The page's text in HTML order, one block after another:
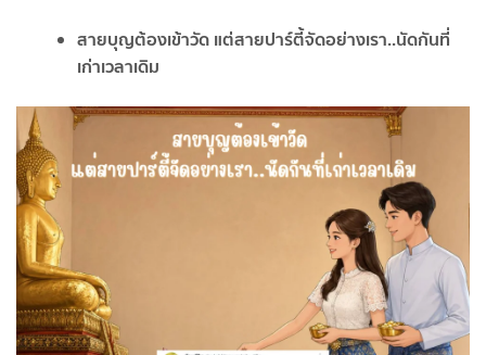
สายบุญต้องเข้าวัด แต่สายปาร์ตี้จัดอย่างเรา..นัดกันที่
เก่าเวลาเดิม